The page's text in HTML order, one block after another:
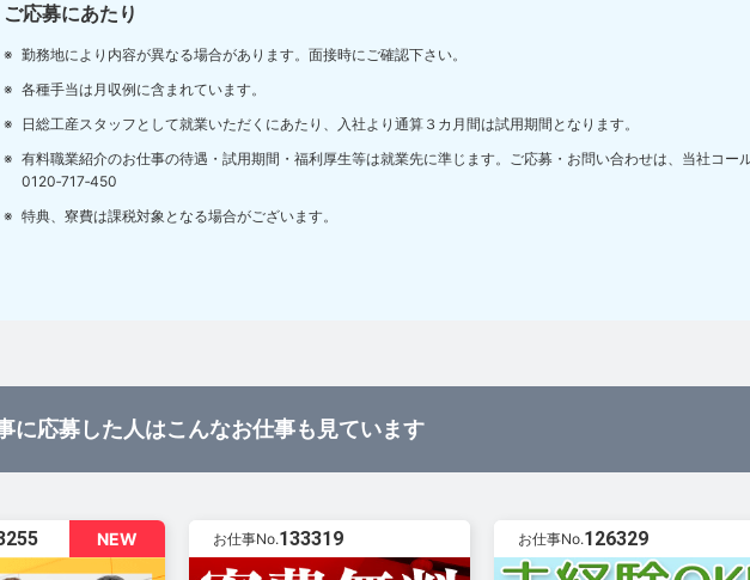
ご応募にあたり
勤務地により内容が異なる場合があります。面接時にご確認下さい。
各種手当は月収例に含まれています。
日総工産スタッフとして就業いただくにあたり、入社より通算３カ月間は試用期間となります。
有料職業紹介のお仕事の待遇・試用期間・福利厚生等は就業先に準じます。ご応募・お問い合わせは、当社コー
0120‐717‐450
特典、寮費は課税対象となる場合がございます。
に応募した人はこんなお仕事も見ています
NEW お仕事No.133319 お仕事No.126329